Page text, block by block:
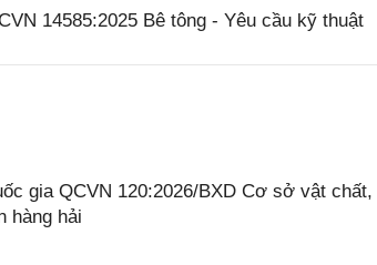
14585:2025 Bê tông - Yêu cầu kỹ thuật
gia QCVN 120:2026/BXD Cơ sở vật
hàng hải